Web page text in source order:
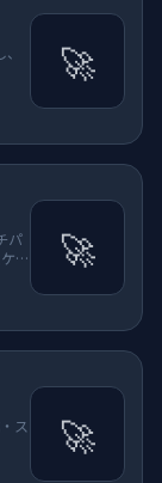
よくある質問
🚀
パ
ッ
🚀
ス
🚀